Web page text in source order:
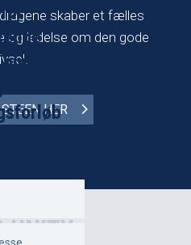
skaber et fælles
og ledelse om den gode
HER
UNITY